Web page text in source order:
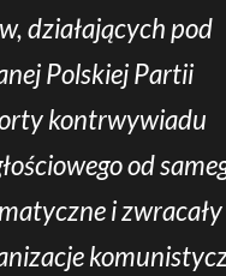
działających pod
Polskiej Partii
kontrwywiadu
od
i zwracały